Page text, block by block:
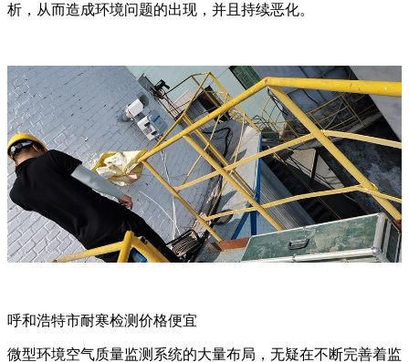
析，从而造成环境问题的出现，并且持续恶化。
呼和浩特市耐寒检测价格便宜
微型环境空气质量监测系统的大量布局，无疑在不断完善着监